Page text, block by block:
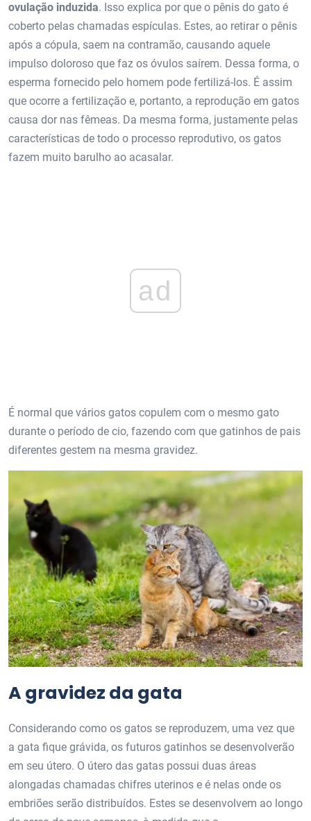
ovulação induzida. Isso explica por que o pênis do gato é
coberto pelas chamadas espículas. Estes, ao retirar o pênis
após a cópula, saem na contramão, causando aquele
impulso doloroso que faz os óvulos saírem. Dessa forma, o
esperma fornecido pelo homem pode fertilizá-los. É assim
que ocorre a fertilização e, portanto, a reprodução em gatos
causa dor nas fêmeas. Da mesma forma, justamente pelas
características de todo o processo reprodutivo, os gatos
fazem muito barulho ao acasalar.
ad
É normal que vários gatos copulem com o mesmo gato
durante o período de cio, fazendo com que gatinhos de pais
diferentes gestem na mesma gravidez.
A gravidez da gata
Considerando como os gatos se reproduzem, uma vez que
a gata fique grávida, os futuros gatinhos se desenvolverão
em seu útero. O útero das gatas possui duas áreas
alongadas chamadas chifres uterinos e é nelas onde os
embriões serão distribuídos. Estes se desenvolvem ao longo